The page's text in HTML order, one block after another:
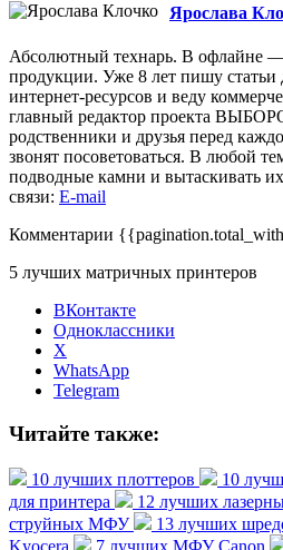
Ярослава
Абсолютный технарь. В офлайне —
продукции. Уже 8 лет пишу
интернет-ресурсов и веду
главный редактор проекта
родственники и друзья перед
звонят посоветоваться. В любой
подводные камни и вытаскивать
связи: E-mail
Комментарии
5 лучших матричных принтеров
ВКонтакте
Одноклассники
X
WhatsApp
Telegram
Читайте также:
10 лучших плоттеров
10
для принтера
12 лучших
струйных МФУ
13 лучших
Kyocera
7 лучших МФУ Canon